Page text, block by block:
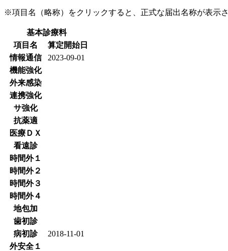
※項目名（略称）をクリックすると、正式な届出名称が表示
基本診療料
項目名
算定開始日
情報通信
2023-09-01
機能強化
外来感染
連携強化
サ強化
抗薬適
医療ＤＸ
看遠診
時間外１
時間外２
時間外３
時間外４
地包加
歯初診
病初診
2018-11-01
外安全１